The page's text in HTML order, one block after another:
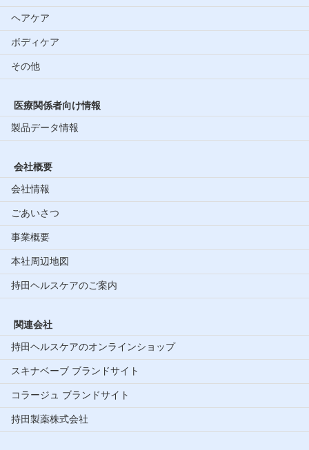
ヘアケア
ボディケア
その他
医療関係者向け情報
製品データ情報
会社概要
会社情報
ごあいさつ
事業概要
本社周辺地図
持田ヘルスケアのご案内
関連会社
持田ヘルスケアのオンラインショップ
スキナベーブ ブランドサイト
コラージュ ブランドサイト
持田製薬株式会社